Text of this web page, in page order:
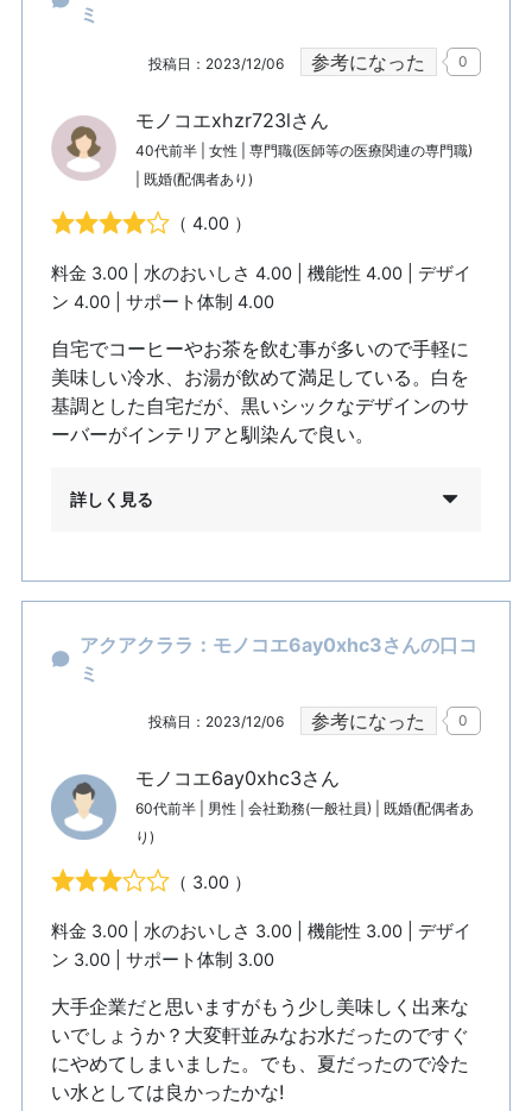
ミ
投稿日：2023/12/06 参考になった 0
モノコエxhzr723lさん
40代前半 | 女性 | 専門職(医師等の医療関連の専門職)
| 既婚(配偶者あり)
（ 4.00 ）
料金 3.00 | 水のおいしさ 4.00 | 機能性 4.00 | デザイ
ン 4.00 | サポート体制 4.00
自宅でコーヒーやお茶を飲む事が多いので手軽に
美味しい冷水、お湯が飲めて満足している。白を
基調とした自宅だが、黒いシックなデザインのサ
ーバーがインテリアと馴染んで良い。
詳しく見る
アクアクララ：モノコエ6ay0xhc3さんの口コ
ミ
投稿日：2023/12/06 参考になった 0
モノコエ6ay0xhc3さん
60代前半 | 男性 | 会社勤務(一般社員) | 既婚(配偶者あ
り)
（ 3.00 ）
料金 3.00 | 水のおいしさ 3.00 | 機能性 3.00 | デザイ
ン 3.00 | サポート体制 3.00
大手企業だと思いますがもう少し美味しく出来な
いでしょうか？大変軒並みなお水だったのですぐ
にやめてしまいました。でも、夏だったので冷た
い水としては良かったかな!